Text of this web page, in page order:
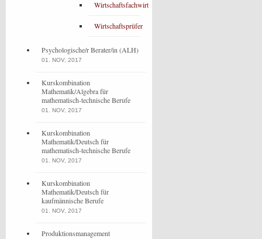
Wirtschaftsfachwirt
Wirtschaftsprüfer
Psychologische/r Berater/in (ALH)
01. NOV, 2017
Kurskombination
Mathematik/Algebra für
mathematisch-technische Berufe
01. NOV, 2017
Kurskombination
Mathematik/Deutsch für
mathematisch-technische Berufe
01. NOV, 2017
Kurskombination
Mathematik/Deutsch für
kaufmännische Berufe
01. NOV, 2017
Produktionsmanagement